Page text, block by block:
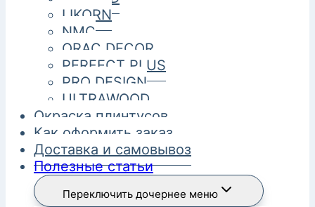
LIKORN
NMC
ORAC DECOR
PERFECT PLUS
PRO DESIGN
ULTRAWOOD
Окраска плинтусов
Как оформить заказ
Доставка и самовывоз
Полезные статьи
Переключить дочернее меню